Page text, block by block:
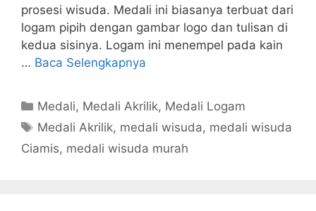
prosesi wisuda. Medali ini biasanya terbuat dari
logam pipih dengan gambar logo dan tulisan di
kedua sisinya. Logam ini menempel pada kain
… Baca Selengkapnya
Kategori
Medali, Medali Akrilik, Medali Logam
Tag
Medali Akrilik, medali wisuda, medali wisuda
Ciamis, medali wisuda murah